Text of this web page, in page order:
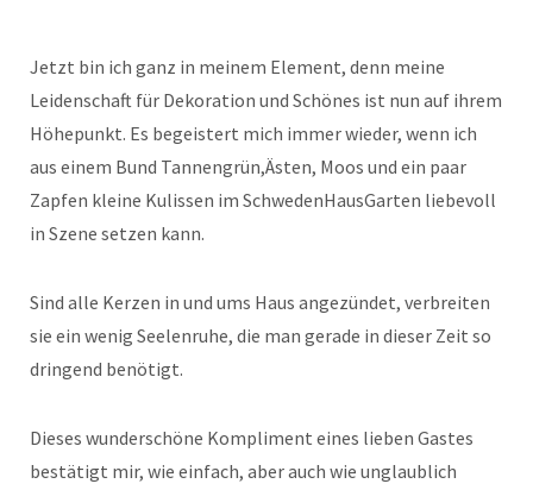
Jetzt bin ich ganz in meinem Element, denn meine
Leidenschaft für Dekoration und Schönes ist nun auf ihrem
Höhepunkt. Es begeistert mich immer wieder, wenn ich
aus einem Bund Tannengrün,Ästen, Moos und ein paar
Zapfen kleine Kulissen im SchwedenHausGarten liebevoll
in Szene setzen kann.
Sind alle Kerzen in und ums Haus angezündet, verbreiten
sie ein wenig Seelenruhe, die man gerade in dieser Zeit so
dringend benötigt.
Dieses wunderschöne Kompliment eines lieben Gastes
bestätigt mir, wie einfach, aber auch wie unglaublich